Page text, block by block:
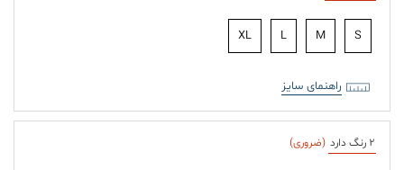
S
M
L
XL
راهنمای سایز
2 رنگ دارد (ضروری)